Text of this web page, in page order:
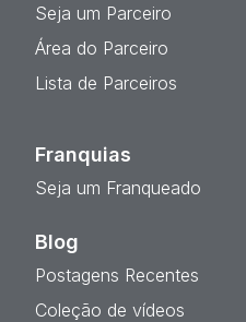
Seja um Parceiro
Área do Parceiro
Lista de Parceiros
Franquias
Seja um Franqueado
Blog
Postagens Recentes
Coleção de vídeos